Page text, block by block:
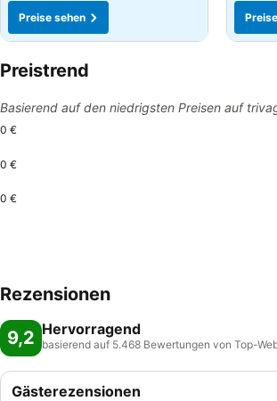
Preise sehen
Preistrend
Basierend auf den niedrigsten Preisen auf
0 €
0 €
0 €
Rezensionen
9,2 Hervorragend
basierend auf 5.468 Bewertungen von Top-
Gästerezensionen